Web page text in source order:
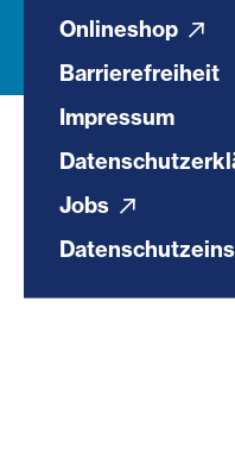
Onlineshop
Barrierefreiheit
Impressum
Jobs